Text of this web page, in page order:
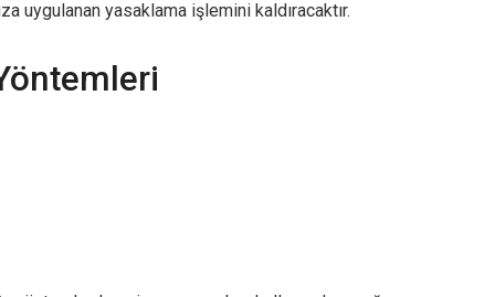
uygulanan yasaklama işlemini kaldıracaktır.